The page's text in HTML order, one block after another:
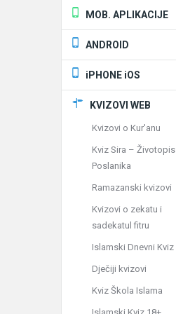
MOB. APLIKACIJE
ANDROID
iPHONE iOS
KVIZOVI WEB
Kvizovi o Kur'anu
Kviz Sira – Životopis
Poslanika
Ramazanski kvizovi
Kvizovi o zekatu i
sadekatul fitru
Islamski Dnevni Kviz
Dječiji kvizovi
Kviz Škola Islama